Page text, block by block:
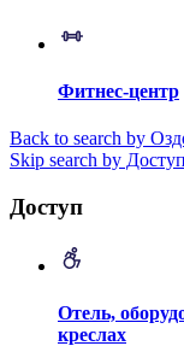
Фитнес-центр
Back to search by
Skip search by Доступ
Доступ
Отель,
креслах